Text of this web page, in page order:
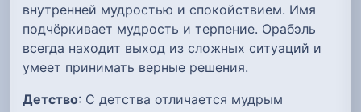
внутренней мудростью и спокойствием. Имя
подчёркивает мудрость и терпение. Орабэль
всегда находит выход из сложных ситуаций и
умеет принимать верные решения.
Детство: С детства отличается мудрым